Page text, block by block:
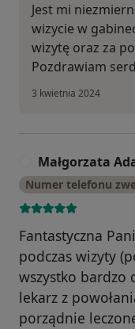
Jest mi
wizycie w
wizytę oraz za
Pozdrawiam
3 kwietnia 2024
Małgorzata
Numer telefonu
Fantastyczna
podczas wizyty
wszystko bardzo
lekarz z
porządnie